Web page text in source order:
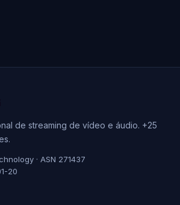
de streaming de vídeo e áudio. +25
· ASN 271437
20